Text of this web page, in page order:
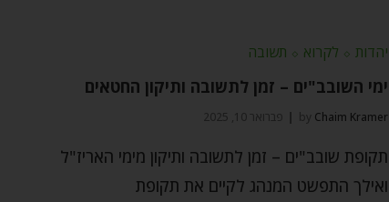
יהדות ⬦ לקרוא ⬦ תשובה
ימי השובב"ים – זמן לתשובה ותיקון החטאים
by Chaim Kramer פברואר 10, 2025
תקופת שובב"ים – זמן לתשובה ותיקון מימי האריז"ל
ואילך התפשט המנהג לקיים את תקופת